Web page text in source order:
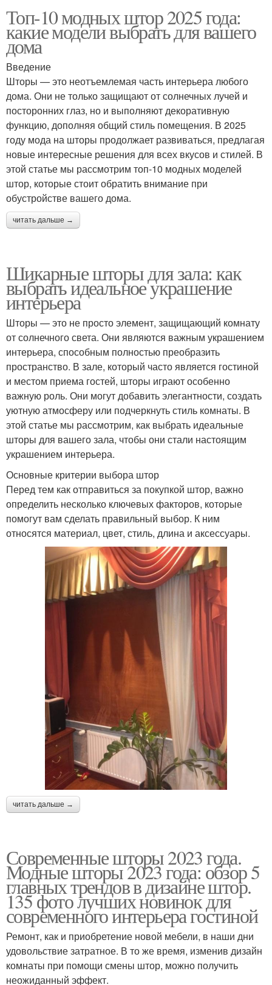
Топ-10 модных штор 2025 года:
какие модели выбрать для вашего
дома
Введение
Шторы — это неотъемлемая часть интерьера любого
дома. Они не только защищают от солнечных лучей и
посторонних глаз, но и выполняют декоративную
функцию, дополняя общий стиль помещения. В 2025
году мода на шторы продолжает развиваться, предлагая
новые интересные решения для всех вкусов и стилей. В
этой статье мы рассмотрим топ-10 модных моделей
штор, которые стоит обратить внимание при
обустройстве вашего дома.
читать дальше →
Шикарные шторы для зала: как
выбрать идеальное украшение
интерьера
Шторы — это не просто элемент, защищающий комнату
от солнечного света. Они являются важным украшением
интерьера, способным полностью преобразить
пространство. В зале, который часто является гостиной
и местом приема гостей, шторы играют особенно
важную роль. Они могут добавить элегантности, создать
уютную атмосферу или подчеркнуть стиль комнаты. В
этой статье мы рассмотрим, как выбрать идеальные
шторы для вашего зала, чтобы они стали настоящим
украшением интерьера.
Основные критерии выбора штор
Перед тем как отправиться за покупкой штор, важно
определить несколько ключевых факторов, которые
помогут вам сделать правильный выбор. К ним
относятся материал, цвет, стиль, длина и аксессуары.
читать дальше →
Современные шторы 2023 года.
Модные шторы 2023 года: обзор 5
главных трендов в дизайне штор.
135 фото лучших новинок для
современного интерьера гостиной
Ремонт, как и приобретение новой мебели, в наши дни
удовольствие затратное. В то же время, изменив дизайн
комнаты при помощи смены штор, можно получить
неожиданный эффект.